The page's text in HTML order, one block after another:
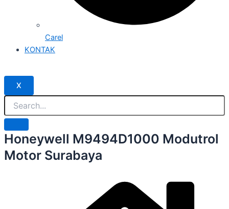
Carel
KONTAK
X
Honeywell M9494D1000 Modutrol
Motor Surabaya